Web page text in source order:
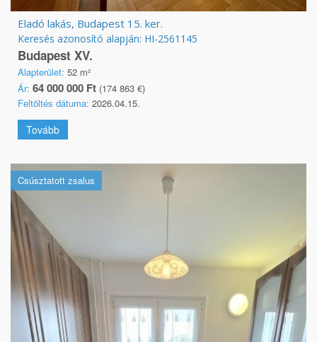
Eladó lakás, Budapest 15. ker.
Keresés azonosító alapján: HI-2561145
Budapest XV.
Alapterület: 52 m²
Ár: 64 000 000 Ft (174 863 €)
Feltöltés dátuma: 2026.04.15.
Tovább
Csúsztatott zsalus